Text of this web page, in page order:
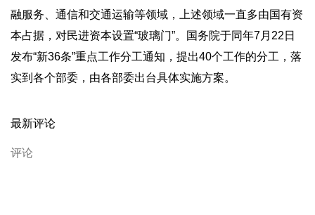
融服务、通信和交通运输等领域，上述领域一直多由国有资
本占据，对民进资本设置“玻璃门”。国务院于同年7月22日
发布“新36条”重点工作分工通知，提出40个工作的分工，落
实到各个部委，由各部委出台具体实施方案。
最新评论